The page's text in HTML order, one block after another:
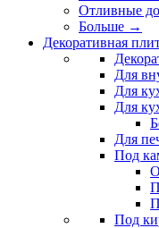
Отливные
Больше →
Декоративная
Для
Для
Для
Для
Под
Под